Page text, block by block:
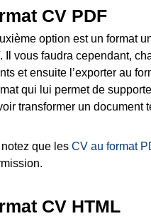
CV PDF
option est un format
Il vous faudra cependant,
et ensuite l’exporter au
qui lui permet de
transformer un document
que les CV au format
CV HTML